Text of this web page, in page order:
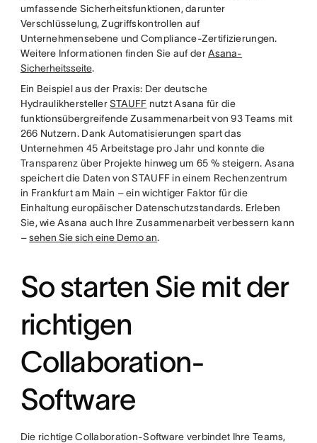
umfassende Sicherheitsfunktionen, darunter
Verschlüsselung, Zugriffskontrollen auf
Unternehmensebene und Compliance-Zertifizierungen.
Weitere Informationen finden Sie auf derAsana-
Sicherheitsseite.
Ein Beispiel aus der Praxis: Der deutsche
HydraulikherstellerSTAUFF nutzt Asana für die
funktionsübergreifende Zusammenarbeit von 93 Teams mit
266 Nutzern. Dank Automatisierungen spart das
Unternehmen 45 Arbeitstage pro Jahr und konnte die
Transparenz über Projekte hinweg um 65 % steigern. Asana
speichert die Daten von STAUFF in einem Rechenzentrum
in Frankfurt am Main – ein wichtiger Faktor für die
Einhaltung europäischer Datenschutzstandards. Erleben
Sie, wie Asana auch Ihre Zusammenarbeit verbessern kann
–sehen Sie sich eine Demo an.
So starten Sie mit der
richtigen
Collaboration-
Software
Die richtige Collaboration-Software verbindet Ihre Teams,